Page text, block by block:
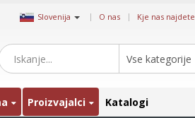
Slovenija | O nas Kje nas najdete
Vse kategorije
Proizvajalci Katalogi